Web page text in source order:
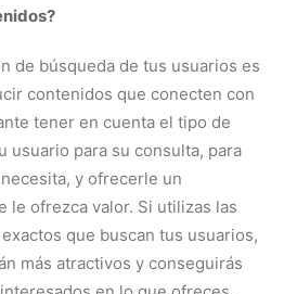
de búsqueda de tus usuarios es
contenidos que conecten con
tener en cuenta el tipo de
usuario para su consulta, para
y ofrecerle un
le ofrezca valor. Si utilizas las
que buscan tus usuarios,
más atractivos y conseguirás